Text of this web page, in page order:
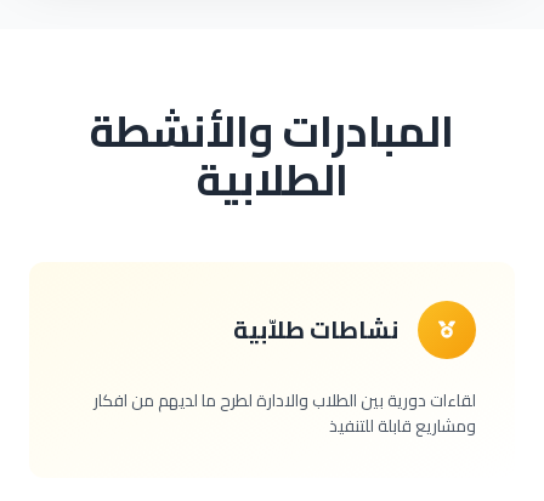
المبادرات والأنشطة
الطلابية
نشاطات طلاّبية
لقاءات دورية بين الطلاب والادارة لطرح ما لديهم من افكار
ومشاريع قابلة للتنفيذ